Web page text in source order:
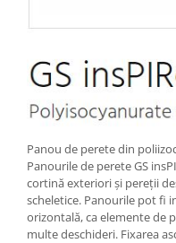
Panou de perete din
Panourile de perete GS
cortină exteriori și pereții
scheletice. Panourile pot fi
orizontală, ca elemente de
multe deschideri. Fixarea